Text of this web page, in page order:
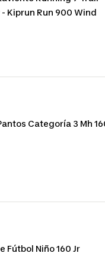
Kiprun Run 900 Wind
Categoría 3 Mh
Fútbol Niño 160 Jr